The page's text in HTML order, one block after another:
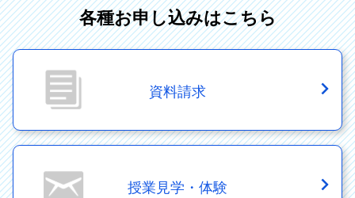
各種お申し込みはこちら
資料請求
授業見学・体験